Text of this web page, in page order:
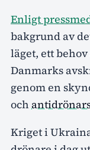
Enligt
bakgrund av
läget, ett
Danmarks
genom en
och
Kriget i